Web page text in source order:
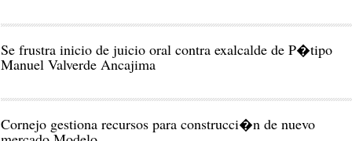
Se frustra inicio de juicio oral contra exalcalde de P�tipo
Manuel Valverde Ancajima
Cornejo gestiona recursos para construcci�n de nuevo